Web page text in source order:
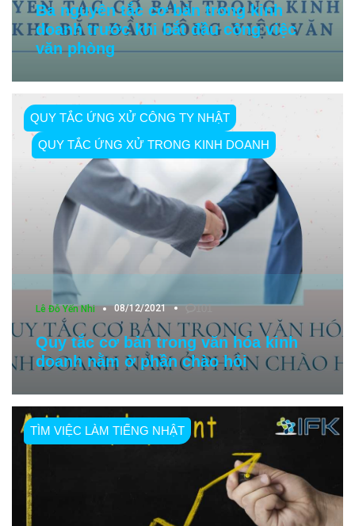
Ba nguyên tắc cơ bản trong kinh
doanh trước khi bắt đầu công việc
văn phòng
Lê Đỗ Yến Nhi 08/12/2021 101
Quy tắc cơ bản trong văn hóa kinh
doanh nằm ở phần chào hỏi
QUY TẮC ỨNG XỬ CÔNG TY NHẬT
QUY TẮC ỨNG XỬ TRONG KINH DOANH
TÌM VIỆC LÀM TIẾNG NHẬT